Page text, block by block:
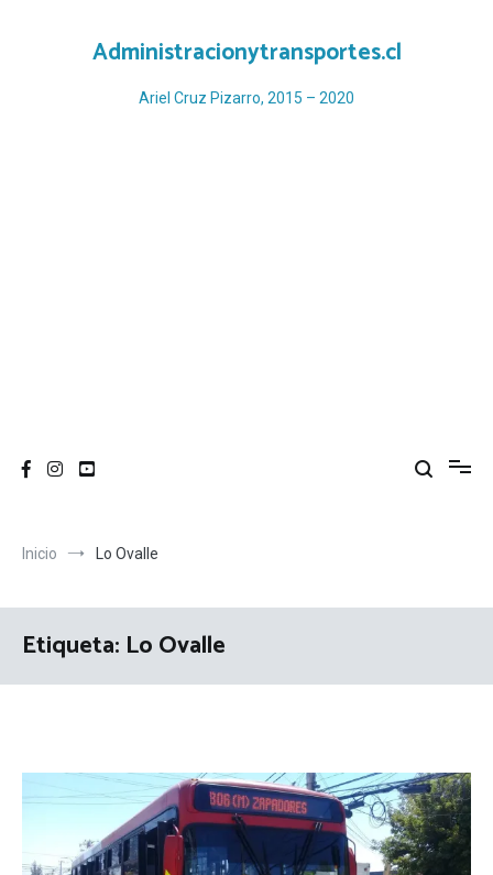
Administracionytransportes.cl
Ariel Cruz Pizarro, 2015 – 2020
Inicio Lo Ovalle
Etiqueta: Lo Ovalle